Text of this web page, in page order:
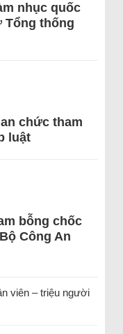
nhục quốc
Tổng thống
chức tham
luật
bỗng chốc
Công An
viên – triệu người